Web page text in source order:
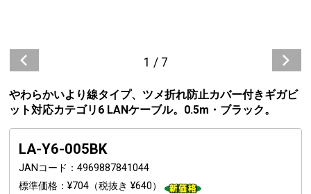
1 / 7
やわらかいより線タイプ、ツメ折れ防止カバー付きギガビ
ット対応カテゴリ6 LANケーブル。0.5m・ブラック。
LA-Y6-005BK
JANコード
4969887841044
標準価格
¥704（税抜き ¥640）